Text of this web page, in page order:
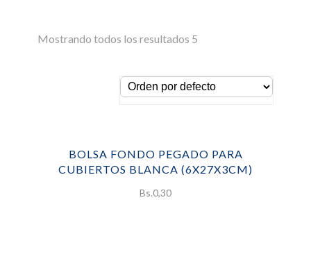
Mostrando todos los resultados 5
BOLSA FONDO PEGADO PARA
CUBIERTOS BLANCA (6X27X3CM)
Bs.0,30